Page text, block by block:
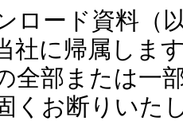
ロード資料（
社に帰属しま
全部または一
くお断りいた